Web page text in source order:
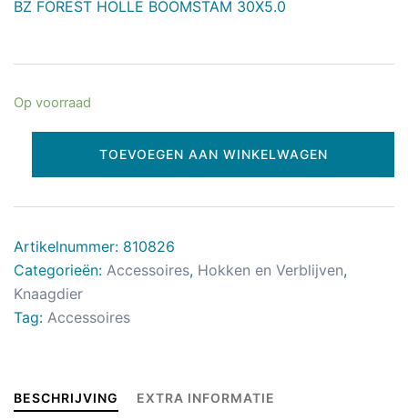
BZ FOREST HOLLE BOOMSTAM 30X5.0
Op voorraad
TOEVOEGEN AAN WINKELWAGEN
Artikelnummer: 810826
Categorieën: Accessoires, Hokken en Verblijven,
Knaagdier
Tag: Accessoires
BESCHRIJVING EXTRA INFORMATIE